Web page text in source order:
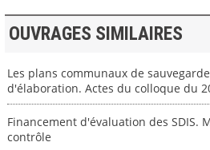
OUVRAGES SIMILAIRES
Les plans communaux de
d'élaboration. Actes du colloque du
Financement d'évaluation des SDIS.
contrôle